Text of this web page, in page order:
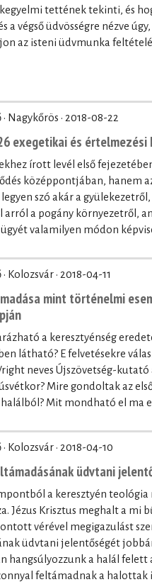
tettének tekinti, és
a végső üdvösségre nézve
az isteni üdvmunka
Nagykőrös · 2018-08-22
exegetikai és értelmezési
írott levél első
középpontjában, hanem
szó akár a
arról a pogány környezetről,
valamilyen módon
Kolozsvár · 2018-04-11
mint történelmi
a keresztyénség
látható? E felvetésekre
neves Újszövetség-
Mire gondoltak az
Mit mondható el ma
Kolozsvár · 2018-04-10
üdvtani
a keresztyén
Jézus Krisztus meghalt a
vérével megigazulást
üdvtani jelentőségét
hangsúlyozzunk a halál
feltámadnak a halottak